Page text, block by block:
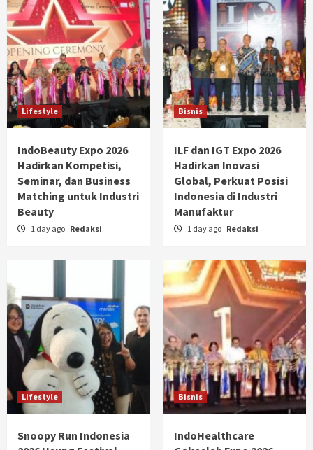
Lifestyle
IndoBeauty Expo 2026
Hadirkan Kompetisi,
Seminar, dan Business
Matching untuk Industri
Beauty
1 day ago Redaksi
Bisnis
ILF dan IGT Expo 2026
Hadirkan Inovasi
Global, Perkuat Posisi
Indonesia di Industri
Manufaktur
1 day ago Redaksi
Lifestyle
Snoopy Run Indonesia
Bisnis
IndoHealthcare